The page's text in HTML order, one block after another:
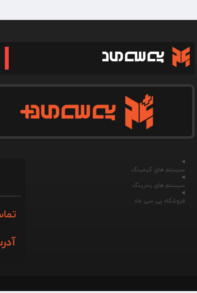
سیستم های گیمینگ
سیستم های رندرینگ
فروشگاه پی سی ماد